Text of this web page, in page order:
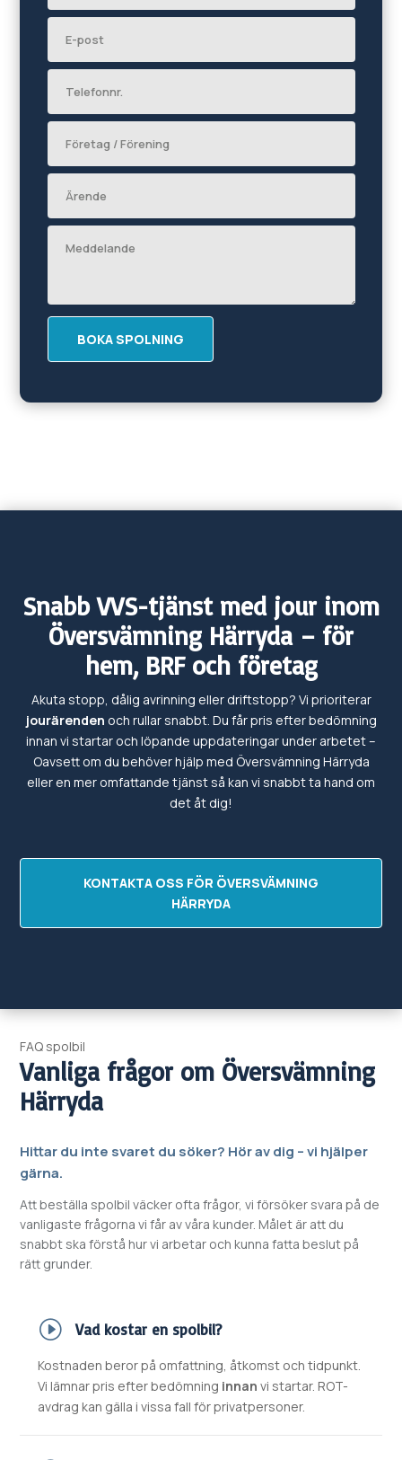
BOKA SPOLNING
Snabb VVS-tjänst med jour inom
Översvämning Härryda– för
hem, BRF och företag
Akuta stopp, dålig avrinning eller driftstopp? Vi prioriterar
jourärenden och rullar snabbt. Du får pris efter bedömning
innan vi startar och löpande uppdateringar under arbetet –
Oavsett om du behöver hjälp med Översvämning Härryda
eller en mer omfattande tjänst så kan vi snabbt ta hand om
det åt dig!
KONTAKTA OSS FÖR ÖVERSVÄMNING
HÄRRYDA
FAQ spolbil
Vanliga frågor om Översvämning
Härryda
Hittar du inte svaret du söker? Hör av dig – vi hjälper
gärna.
Att beställa spolbil väcker ofta frågor, vi försöker svara på de
vanligaste frågorna vi får av våra kunder. Målet är att du
snabbt ska förstå hur vi arbetar och kunna fatta beslut på
rätt grunder.
Vad kostar en spolbil?
Kostnaden beror på omfattning, åtkomst och tidpunkt.
Vi lämnar pris efter bedömning innan vi startar. ROT-
avdrag kan gälla i vissa fall för privatpersoner.